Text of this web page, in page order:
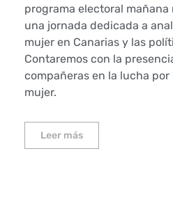
programa electoral mañana
una jornada dedicada a
mujer en Canarias y las
Contaremos con la
compañeras en la lucha por
mujer.
Leer más